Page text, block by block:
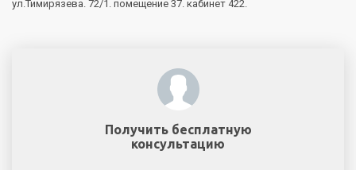
ул.Тимирязева. 72/1. помещение 37. кабинет 422.
Получить бесплатную
консультацию